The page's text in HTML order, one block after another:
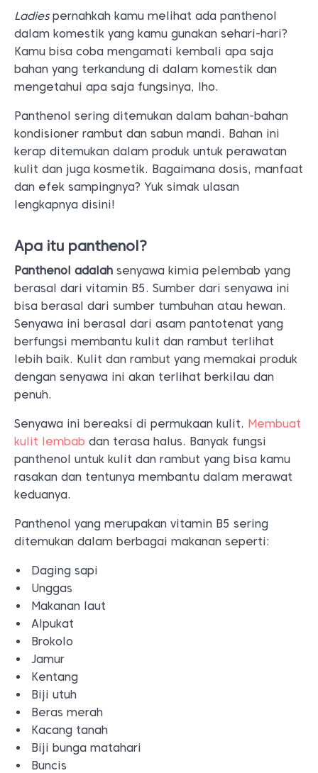
Ladiespernahkah kamu melihat ada panthenol
dalam komestik yang kamu gunakan sehari-hari?
Kamu bisa coba mengamati kembali apa saja
bahan yang terkandung di dalam komestik dan
mengetahui apa saja fungsinya, lho.
Panthenol sering ditemukan dalam bahan-bahan
kondisioner rambut dan sabun mandi. Bahan ini
kerap ditemukan dalam produk untuk perawatan
kulit dan juga kosmetik. Bagaimana dosis, manfaat
dan efek sampingnya? Yuk simak ulasan
lengkapnya disini!
Apa itu panthenol?
Panthenol adalah senyawa kimia pelembab yang
berasal dari vitamin B5. Sumber dari senyawa ini
bisa berasal dari sumber tumbuhan atau hewan.
Senyawa ini berasal dari asam pantotenat yang
berfungsi membantu kulit dan rambut terlihat
lebih baik. Kulit dan rambut yang memakai produk
dengan senyawa ini akan terlihat berkilau dan
penuh.
Senyawa ini bereaksi di permukaan kulit. Membuat
kulit lembab dan terasa halus. Banyak fungsi
panthenol untuk kulit dan rambut yang bisa kamu
rasakan dan tentunya membantu dalam merawat
keduanya.
Panthenol yang merupakan vitamin B5 sering
ditemukan dalam berbagai makanan seperti:
Daging sapi
Unggas
Makanan laut
Alpukat
Brokolo
Jamur
Kentang
Biji utuh
Beras merah
Kacang tanah
Biji bunga matahari
Buncis